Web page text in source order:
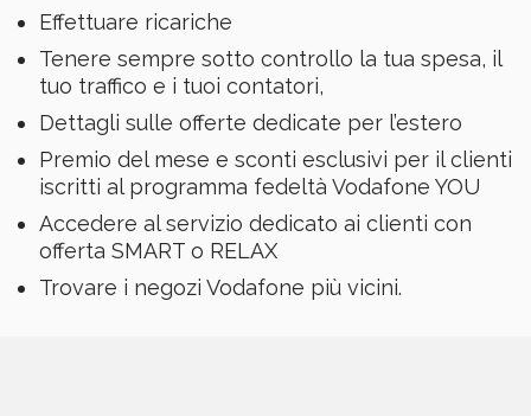
Effettuare ricariche
Tenere sempre sotto controllo la tua spesa, il
tuo traffico e i tuoi contatori,
Dettagli sulle offerte dedicate per l’estero
Premio del mese e sconti esclusivi per il clienti
iscritti al programma fedeltà Vodafone YOU
Accedere al servizio dedicato ai clienti con
offerta SMART o RELAX
Trovare i negozi Vodafone più vicini.